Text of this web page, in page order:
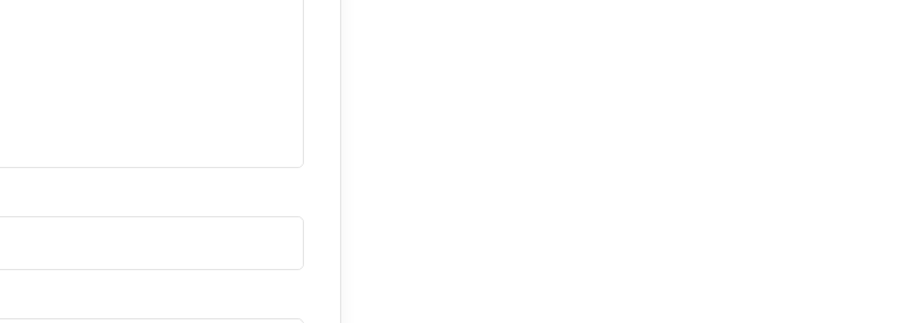
На Полтавщині через удар РФ стався